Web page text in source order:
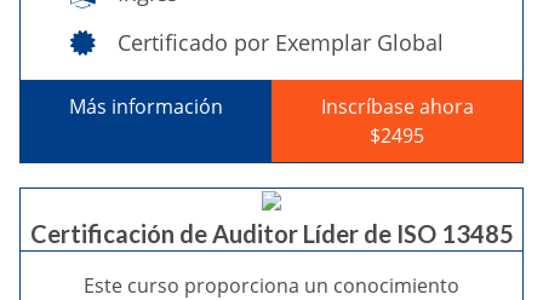
Certificado por Exemplar Global
Más información
Inscríbase ahora
$2495
Certificación de Auditor Líder de ISO 13485
Este curso proporciona un conocimiento